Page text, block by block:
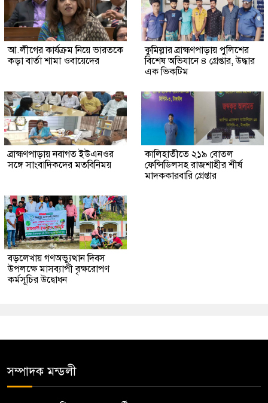
আ.লীগের কার্যক্রম নিয়ে ভারতকে
কড়া বার্তা শামা ওবায়েদের
কুমিল্লার ব্রাহ্মণপাড়ায় পুলিশের
বিশেষ অভিযানে ৪ গ্রেপ্তার, উদ্ধার
এক ভিকটিম
ব্রাহ্মণপাড়ায় নবাগত ইউএনওর
সঙ্গে সাংবাদিকদের মতবিনিময়
কালিহাতীতে ২১৯ বোতল
ফেন্সিডিলসহ রাজশাহীর শীর্ষ
মাদককারবারি গ্রেপ্তার
বড়লেখায় গণঅভ্যুত্থান দিবস
উপলক্ষে মাসব্যাপী বৃক্ষরোপণ
কর্মসূচির উদ্বোধন
সম্পাদক মন্ডলী